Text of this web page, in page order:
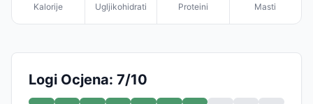
Kalorije Ugljikohidrati Proteini Masti
Logi Ocjena: 7/10